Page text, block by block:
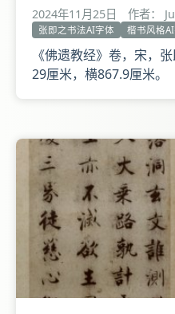
2024年11月25日 作者：
张即之书法AI字体 楷书风格
《佛遗教经》卷，宋，
29厘米，横867.9厘米。 《佛遗教经》为释迦牟尼涅
日，是张氏晚年写经精
风格鲜明。结字紧峭，